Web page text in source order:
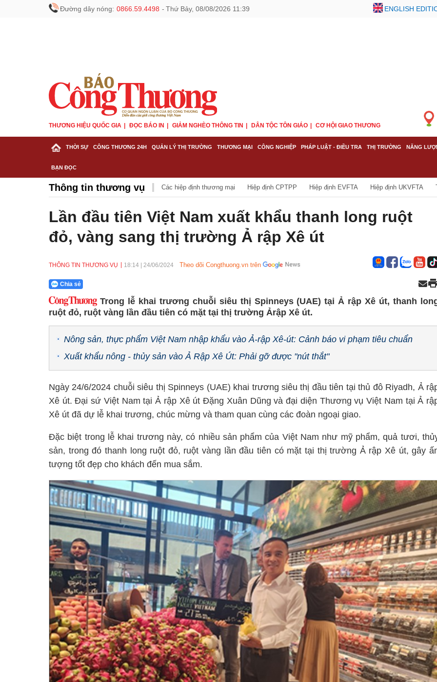
Đường dây nóng: 0866.59.4498 - Thứ Bảy, 08/08/2026 11:39 ENGLISH
THƯƠNG HIỆU QUỐC GIA ĐỌC BÁO IN GIẢM NGHÈO THÔNG TIN DÂN TỘC TÔN GIÁO CƠ HỘI GIAO THƯƠNG
THỜI SỰ CÔNG THƯƠNG 24H QUẢN LÝ THỊ TRƯỜNG THƯƠNG MẠI CÔNG NGHIỆP PHÁP LUẬT - ĐIỀU TRA THỊ TRƯỜNG NĂNG
BẠN ĐỌC
Thông tin thương vụ Các hiệp định thương mại Hiệp định CPTPP Hiệp định EVFTA Hiệp định UKVFTA
Lần đầu tiên Việt Nam xuất khẩu thanh long ruột
đỏ, vàng sang thị trường Ả rập Xê út
THÔNG TIN THƯƠNG VỤ 18:14 24/06/2024 Theo dõi Congthuong.vn trên
Chia sẻ
Trong lễ khai trương chuỗi siêu thị Spinneys (UAE) tại Ả rập Xê út, thanh
ruột đỏ, ruột vàng lần đầu tiên có mặt tại thị trường Ảrập Xê út.
Nông sản, thực phẩm Việt Nam nhập khẩu vào Ả-rập Xê-út: Cảnh báo vi phạm tiêu chuẩn
Xuất khẩu nông - thủy sản vào Ả Rập Xê Út: Phải gỡ được "nút thắt"
Ngày 24/6/2024 chuỗi siêu thị Spinneys (UAE) khai trương siêu thị đầu tiên tại thủ đô Riyadh, Ả
Xê út. Đại sứ Việt Nam tại Ả rập Xê út Đặng Xuân Dũng và đại diện Thương vụ Việt Nam tại Ả
Xê út đã dự lễ khai trương, chúc mừng và tham quan cùng các đoàn ngoại giao.
Đặc biệt trong lễ khai trương này, có nhiều sản phẩm của Việt Nam như mỹ phẩm, quả tươi,
sản, trong đó thanh long ruột đỏ, ruột vàng lần đầu tiên có mặt tại thị trường Ả rập Xê út, gây
tượng tốt đẹp cho khách đến mua sắm.